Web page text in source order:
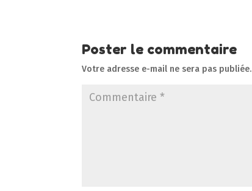
Poster le commentaire
Votre adresse e-mail ne sera pas publiée.